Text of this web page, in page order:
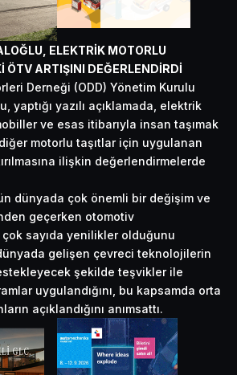
ELEKTRİK MOTORLU
ÖTV ARTIŞINI DEĞERLENDİRDİ
Derneği (ODD) Yönetim Kurulu
yaptığı yazılı açıklamada, elektrik
ve esas itibarıyla insan taşımak
motorlu taşıtlar için uygulanan
ilişkin değerlendirmelerde
dünyada çok önemli bir değişim ve
geçerken otomotiv
sayıda yenilikler olduğunu
gelişen çevreci teknolojilerin
şekilde teşvikler ile
uygulandığını, bu kapsamda orta
açıklandığını anımsattı.